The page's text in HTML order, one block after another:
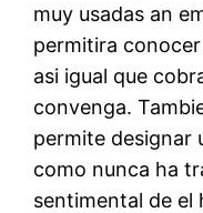
muy usadas an
permitira
asi igual que
convenga.
permite designar
como nunca ha
sentimental de el